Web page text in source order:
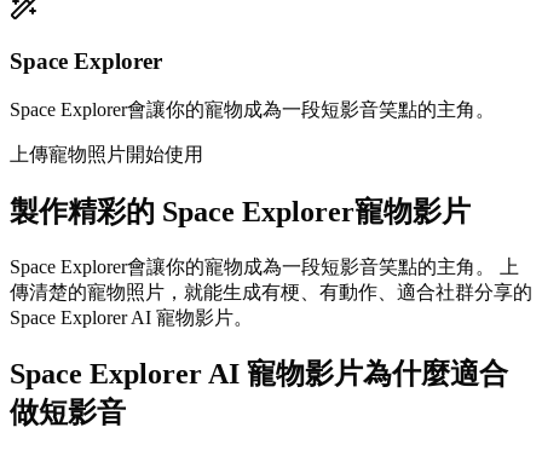
Space Explorer
Space Explorer會讓你的寵物成為一段短影音笑點的主角。
上傳寵物照片開始使用
製作精彩的 Space Explorer寵物影片
Space Explorer會讓你的寵物成為一段短影音笑點的主角。 上
傳清楚的寵物照片，就能生成有梗、有動作、適合社群分享的
Space Explorer AI 寵物影片。
Space Explorer AI 寵物影片為什麼適合
做短影音